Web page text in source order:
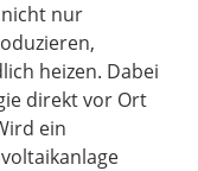
nicht nur
heizen. Dabei
direkt vor Ort
ein